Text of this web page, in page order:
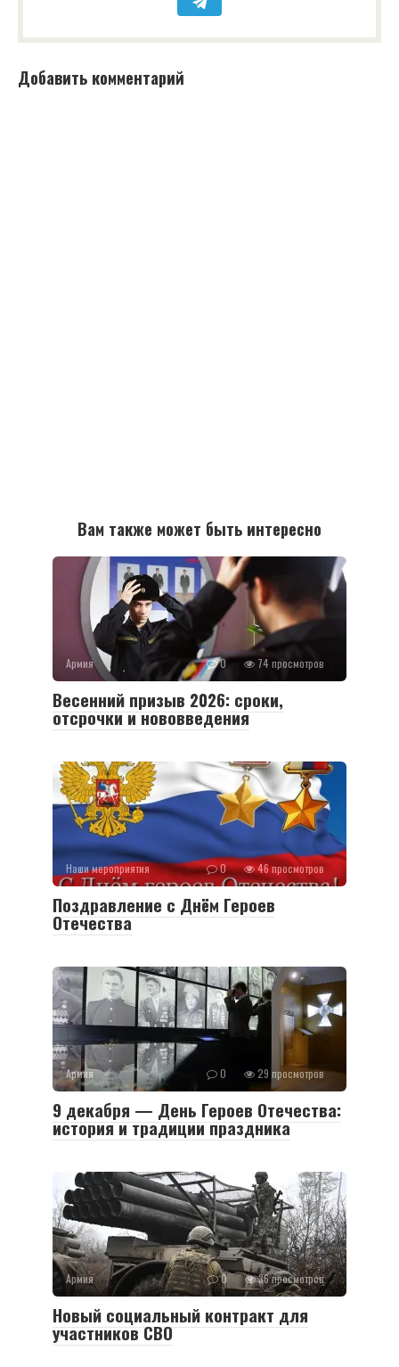
Добавить комментарий
Вам также может быть интересно
Армия 0 74 просмотров
Весенний призыв 2026: сроки,
отсрочки и нововведения
Наши мероприятия 0 46 просмотров
Поздравление с Днём Героев
Отечества
Армия 0 29 просмотров
9 декабря — День Героев Отечества:
история и традиции праздника
Армия 0 36 просмотров
Новый социальный контракт для
участников СВО